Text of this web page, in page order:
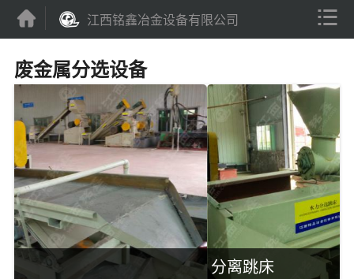
 江西铭鑫冶金设备有限公司 
废金属分选设备
分离跳床